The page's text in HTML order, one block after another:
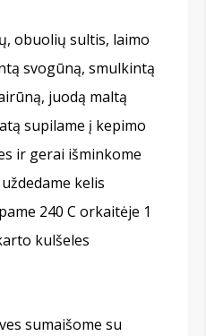
obuolių sultis, laimo
svogūną, smulkintą
juodą maltą
supilame į kepimo
ir gerai išminkome
kelis
240 C orkaitėje 1
kulšeles
sumaišome su